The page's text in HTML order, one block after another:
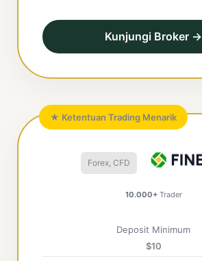
Kunjungi Broker →
★ Ketentuan Trading Menarik
Forex, CFD
10.000+Trader
Deposit Minimum
$10